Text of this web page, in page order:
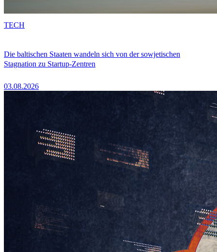
Die baltischen Staaten wandeln sich von der sowjetischen
Stagnation zu Startup-Zentren
03.08.2026
TECH